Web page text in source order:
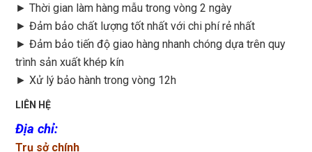
► Thời gian làm hàng mẫu trong vòng 2 ngày
► Đảm bảo chất lượng tốt nhất với chi phí rẻ nhất
► Đảm bảo tiến độ giao hàng nhanh chóng dựa trên quy
trình sản xuất khép kín
► Xử lý bảo hành trong vòng 12h
LIÊN HỆ
Địa chỉ:
Trụ sở chính